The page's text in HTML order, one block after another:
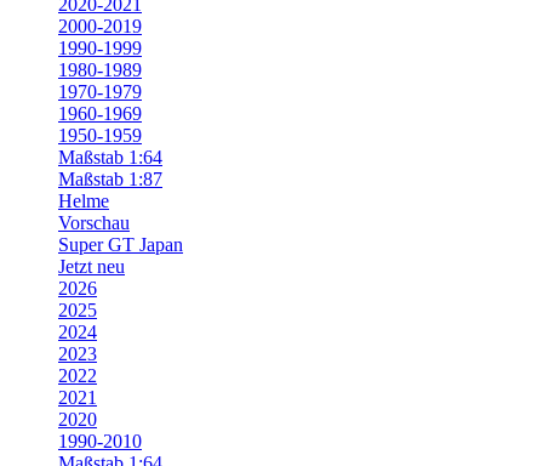
2020-2021
2000-2019
1990-1999
1980-1989
1970-1979
1960-1969
1950-1959
Maßstab 1:64
Maßstab 1:87
Helme
Vorschau
Super GT Japan
Jetzt neu
2026
2025
2024
2023
2022
2021
2020
1990-2010